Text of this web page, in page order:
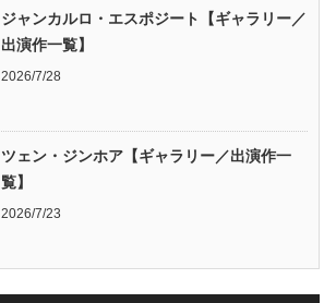
ジャンカルロ・エスポジート【ギャラリー／
出演作一覧】
2026/7/28
ツェン・ジンホア【ギャラリー／出演作一
覧】
2026/7/23